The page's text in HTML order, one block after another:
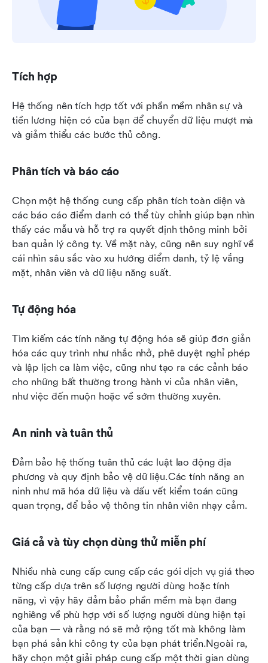
Tích hợp
Hệ thống nên tích hợp tốt với phần mềm nhân sự và
tiền lương hiện có của bạn để chuyển dữ liệu mượt mà
và giảm thiểu các bước thủ công.
Phân tích và báo cáo
Chọn một hệ thống cung cấp phân tích toàn diện và
các báo cáo điểm danh có thể tùy chỉnh giúp bạn nhìn
thấy các mẫu và hỗ trợ ra quyết định thông minh bởi
ban quản lý công ty. Về mặt này, cũng nên suy nghĩ về
cái nhìn sâu sắc vào xu hướng điểm danh, tỷ lệ vắng
mặt, nhân viên và dữ liệu năng suất.
Tự động hóa
Tìm kiếm các tính năng tự động hóa sẽ giúp đơn giản
hóa các quy trình như nhắc nhở, phê duyệt nghỉ phép
và lập lịch ca làm việc, cũng như tạo ra các cảnh báo
cho những bất thường trong hành vi của nhân viên,
như việc đến muộn hoặc về sớm thường xuyên.
An ninh và tuân thủ
Đảm bảo hệ thống tuân thủ các luật lao động địa
phương và quy định bảo vệ dữ liệu.Các tính năng an
ninh như mã hóa dữ liệu và dấu vết kiểm toán cũng
quan trọng, để bảo vệ thông tin nhân viên nhạy cảm.
Giá cả và tùy chọn dùng thử miễn phí
Nhiều nhà cung cấp cung cấp các gói dịch vụ giá theo
từng cấp dựa trên số lượng người dùng hoặc tính
năng, vì vậy hãy đảm bảo phần mềm mà bạn đang
nghiêng về phù hợp với số lượng người dùng hiện tại
của bạn — và rằng nó sẽ mở rộng tốt mà không làm
bạn phá sản khi công ty của bạn phát triển.Ngoài ra,
hãy chọn một giải pháp cung cấp một thời gian dùng